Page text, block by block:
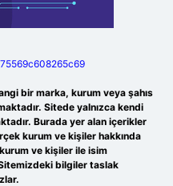
bir marka, kurum veya şahıs
Sitede yalnızca kendi
Burada yer alan içerikler
kurum ve kişiler hakkında
ve kişiler ile isim
bilgiler taslak